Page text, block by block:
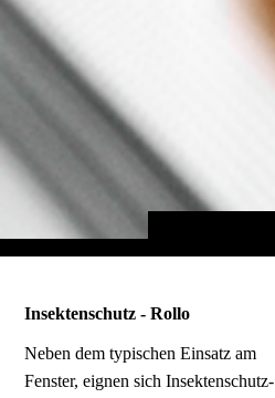
Insektenschutz - Rollo
Neben dem typischen Einsatz am
Fenster, eignen sich Insektenschutz-